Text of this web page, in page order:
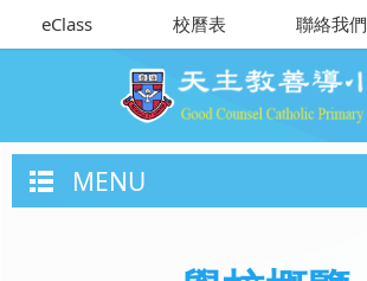
eClass 校曆表 聯絡我們
MENU